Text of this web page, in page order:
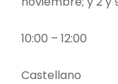
10:00 – 12:00
Castellano